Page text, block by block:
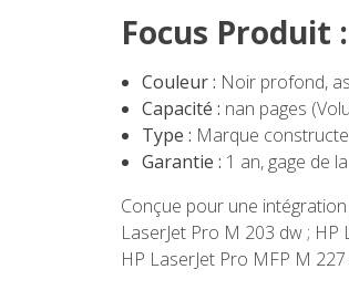
Focus Produit
Couleur : Noir profond,
Capacité : nan pages
Type : Marque
Garantie : 1 an, gage de
Conçue pour une
LaserJet Pro M 203 dw ;
HP LaserJet Pro MFP M